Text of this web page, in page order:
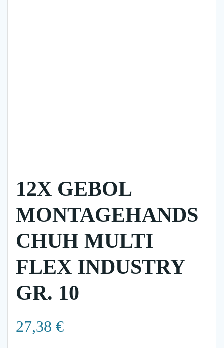
12X GEBOL
MONTAGEHANDS
CHUH MULTI
FLEX INDUSTRY
GR. 10
27,38 €